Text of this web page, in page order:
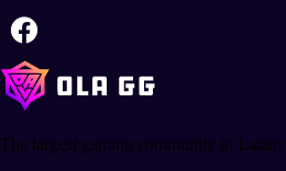
The largest gaming community in Latam.